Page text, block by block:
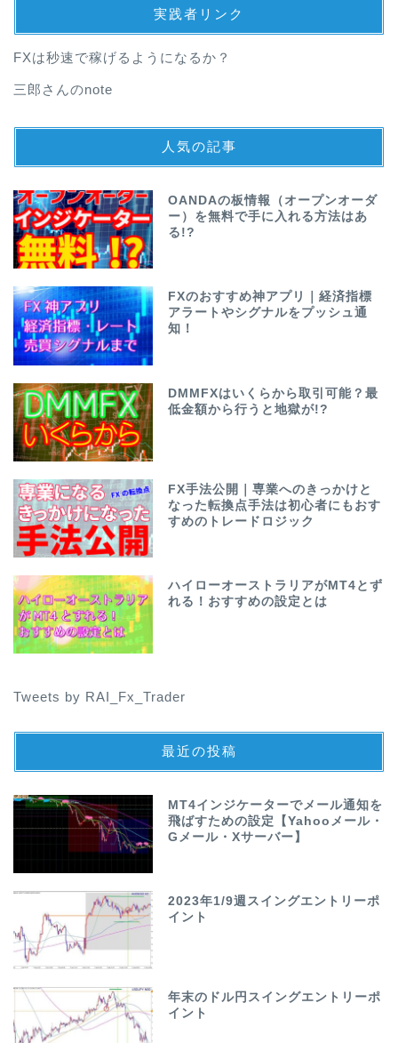
実践者リンク
FXは秒速で稼げるようになるか？
三郎さんのnote
人気の記事
OANDAの板情報（オープンオーダ
ー）を無料で手に入れる方法はあ
る!?
FXのおすすめ神アプリ｜経済指標
アラートやシグナルをプッシュ通
知！
DMMFXはいくらから取引可能？最
低金額から行うと地獄が!?
FX手法公開｜専業へのきっかけと
なった転換点手法は初心者にもおす
すめのトレードロジック
ハイローオーストラリアがMT4とず
れる！おすすめの設定とは
Tweets by RAI_Fx_Trader
最近の投稿
MT4インジケーターでメール通知を
飛ばすための設定【Yahooメール・
Gメール・Xサーバー】
2023年1/9週スイングエントリーポ
イント
年末のドル円スイングエントリーポ
イント